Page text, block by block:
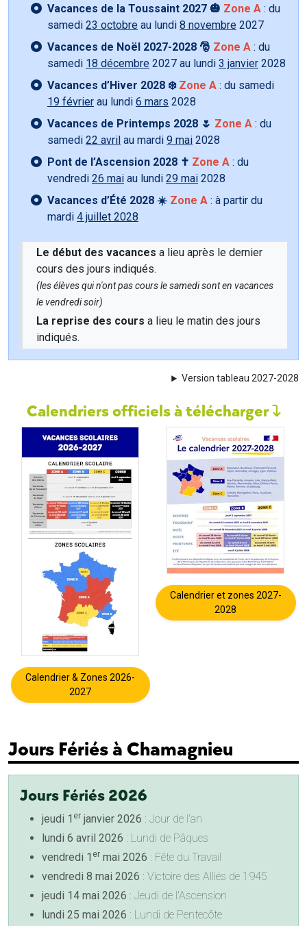
Vacances de la Toussaint 2027 🎃 Zone A : du
samedi 23 octobre au lundi 8 novembre 2027
Vacances de Noël 2027-2028 🎅 Zone A : du
samedi 18 décembre 2027 au lundi 3 janvier 2028
Vacances d’Hiver 2028 ❄️ Zone A : du samedi
19 février au lundi 6 mars 2028
Vacances de Printemps 2028 🌷 Zone A : du
samedi 22 avril au mardi 9 mai 2028
Pont de l’Ascension 2028 ✝️ Zone A : du
vendredi 26 mai au lundi 29 mai 2028
Vacances d’Été 2028 ☀️ Zone A : à partir du
mardi 4 juillet 2028
Le début des vacances a lieu après le dernier
cours des jours indiqués.
(les élèves qui n'ont pas cours le samedi sont en vacances
le vendredi soir)
La reprise des cours a lieu le matin des jours
indiqués.
Version tableau 2027-2028
Calendriers officiels à télécharger
Calendrier & Zones 2026-
2027
Calendrier et zones 2027-
2028
Jours Fériés à Chamagnieu
Jours Fériés 2026
jeudi 1 er janvier 2026 : Jour de l'an
lundi 6 avril 2026 : Lundi de Pâques
vendredi 1 er mai 2026 : Fête du Travail
vendredi 8 mai 2026 : Victoire des Alliés de 1945
jeudi 14 mai 2026 : Jeudi de l'Ascension
lundi 25 mai 2026 : Lundi de Pentecôte